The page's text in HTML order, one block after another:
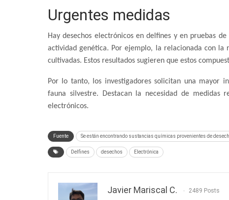
Urgentes medidas
Hay desechos electrónicos en delfines y en pruebas
actividad genética. Por ejemplo, la relacionada con
cultivadas. Estos resultados sugieren que estos
Por lo tanto, los investigadores solicitan una mayor
fauna silvestre. Destacan la necesidad de medidas
electrónicos.
Fuente Se están encontrando sustancias químicas provenientes de
Delfines desechos Electrónica
Javier Mariscal C. 2489 Posts